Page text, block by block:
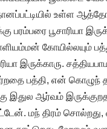
உள்ள
பரம்பரை பூசாரியா
கோயில்லயும்
இருக்காரு.
பத்தி, என் கொழுந்
ஆர்வம்
மந் திரம்